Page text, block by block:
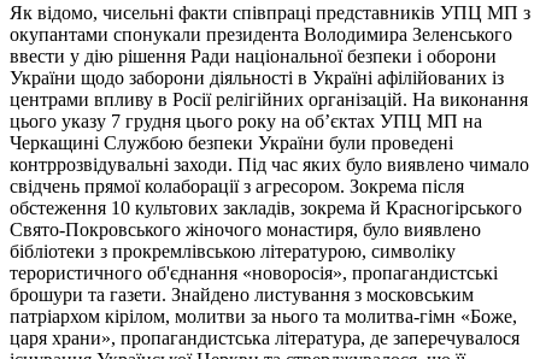
Як відомо, чисельні факти співпраці представників УПЦ МП з
окупантами спонукали президента Володимира Зеленського
ввести у дію рішення Ради національної безпеки і оборони
України щодо заборони діяльності в Україні афілійованих із
центрами впливу в Росії релігійних організацій. На виконання
цього указу 7 грудня цього року на об’єктах УПЦ МП на
Черкащині Службою безпеки України були проведені
контррозвідувальні заходи. Під час яких було виявлено чимало
свідчень прямої колаборації з агресором. Зокрема після
обстеження 10 культових закладів, зокрема й Красногірського
Свято-Покровського жіночого монастиря, було виявлено
бібліотеки з прокремлівською літературою, символіку
терористичного об'єднання «новоросія», пропагандистські
брошури та газети. Знайдено листування з московським
патріархом кірілом, молитви за нього та молитва-гімн «Боже,
царя храни», пропагандистська література, де заперечувалося